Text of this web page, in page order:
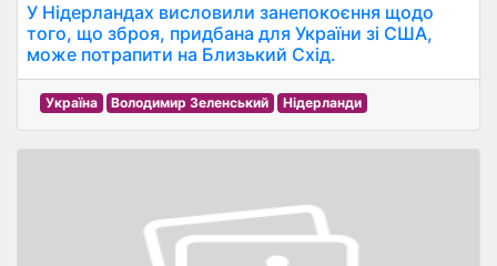
У Нідерландах висловили занепокоєння щодо
того, що зброя, придбана для України зі США,
може потрапити на Близький Схід.
Україна Володимир Зеленський Нідерланди